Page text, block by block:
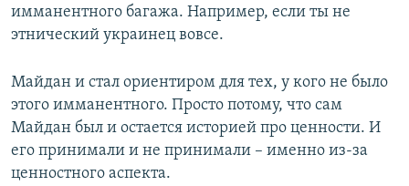
имманентного багажа. Например, если ты не
этнический украинец вовсе.
Майдан и стал ориентиром для тех, у кого не было
этого имманентного. Просто потому, что сам
Майдан был и остается историей про ценности. И
его принимали и не принимали – именно из-за
ценностного аспекта.